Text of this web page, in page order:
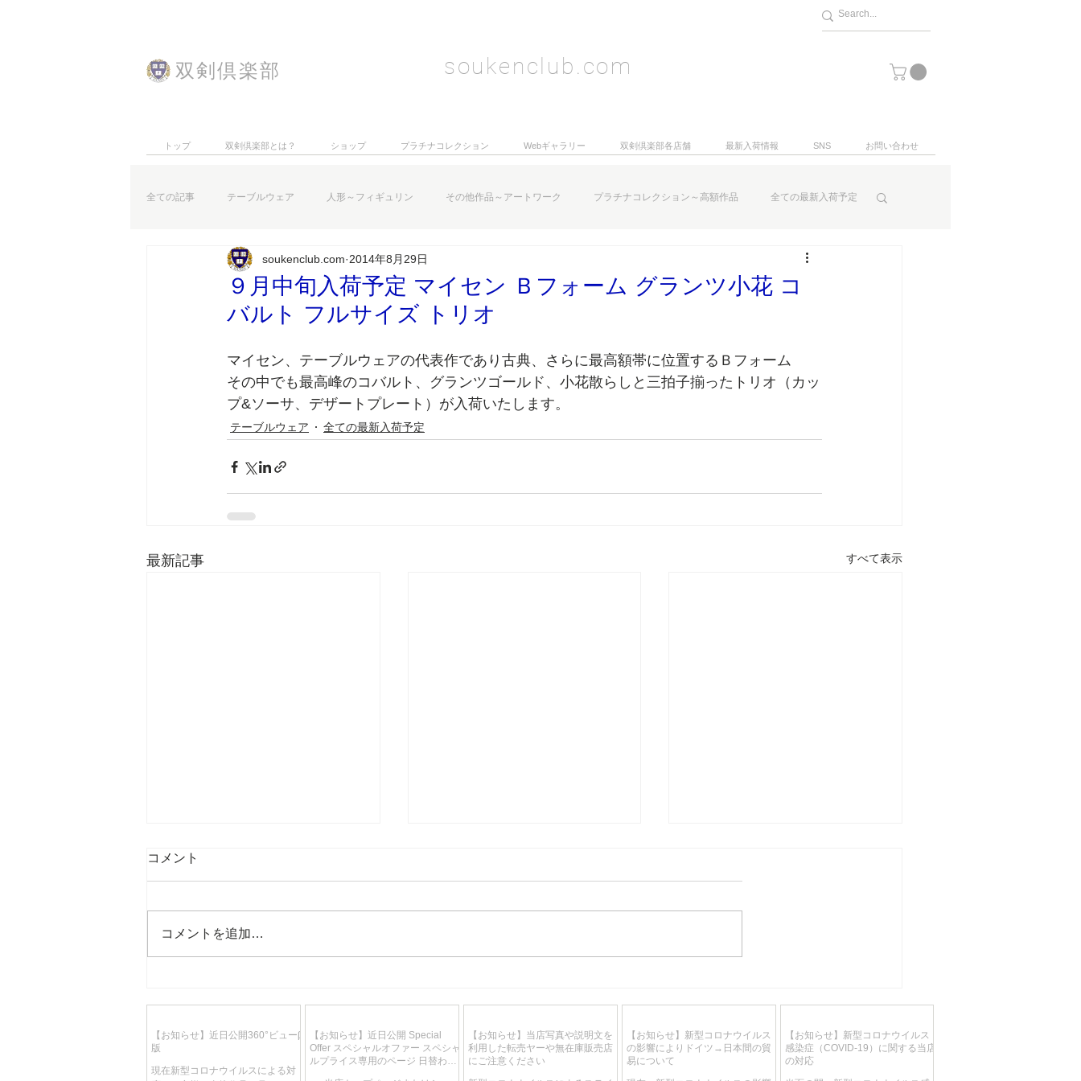
​双剣倶楽部 soukenclub.com
トップ 双剣倶楽部とは？ ショップ プラチナコレクション Webギャラリー 双剣倶楽部各店舗 最新入荷情報 SNS お問い合わせ
全ての記事 テーブルウェア 人形～フィギュリン その他作品～アートワーク プラチナコレクション～高額作品 全ての最新入荷予定
お知らせなど
９月中旬入荷予定 マイセン Ｂフォーム グランツ小花 コ
バルト フルサイズ トリオ
soukenclub.com 2014年8月29日
マイセン、テーブルウェアの代表作であり古典、さらに最高額帯に位置するＢフォーム
その中でも最高峰のコバルト、グランツゴールド、小花散らしと三拍子揃ったトリオ（カッ
プ&ソーサ、デザートプレート）が入荷いたします。
テーブルウェア 全ての最新入荷予定
最新記事 すべて表示
によるマイセン磁器作品の高
ルウェア最高峰 ブリュール伯
型6名総21点フルサービス 超
高額
リミテッド・マスター・ワー
THE BUD」 Jörg danielcz
75×55cm/12.5Kg 超高額作品
コメント
コメントを追加…
【お知らせ】近日公開360°ビューβ
版
現在新型コロナウイルスによる対
【お知らせ】近日公開 Special
Offer スペシャルオファー スペシャ
ルプライス専用のページ 日替わ
【お知らせ】当店写真や説明文を
利用した転売ヤーや無在庫販売店
にご注意ください
【お知らせ】新型コロナウイルス
の影響によりドイツ→日本間の貿
易について
【お知らせ】新型コロナウイルス
感染症（COVID-19）に関する当店
の対応